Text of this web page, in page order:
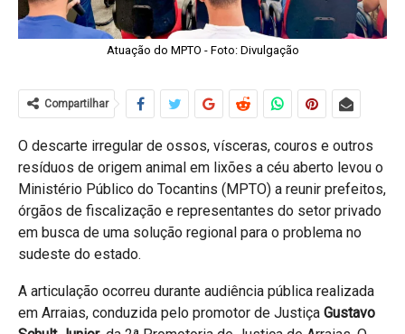
Atuação do MPTO - Foto: Divulgação
Compartilhar
O descarte irregular de ossos, vísceras, couros e outros
resíduos de origem animal em lixões a céu aberto levou o
Ministério Público do Tocantins (MPTO) a reunir prefeitos,
órgãos de fiscalização e representantes do setor privado
em busca de uma solução regional para o problema no
sudeste do estado.
A articulação ocorreu durante audiência pública realizada
em Arraias, conduzida pelo promotor de Justiça Gustavo